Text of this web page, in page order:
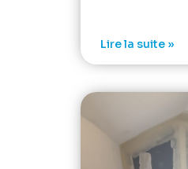
Lire la suite »